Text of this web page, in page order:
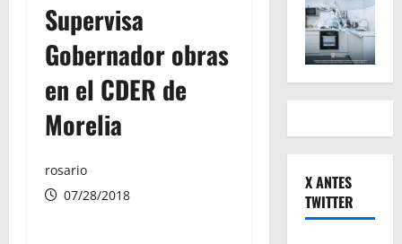
Supervisa
Gobernador obras
en el CDER de
Morelia
rosario
07/28/2018
X ANTES
TWITTER